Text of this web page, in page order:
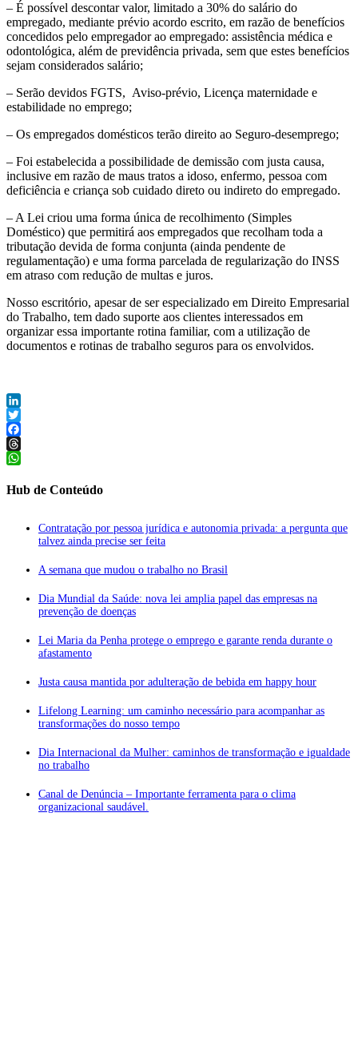
– É possível descontar valor, limitado a 30% do salário do
empregado, mediante prévio acordo escrito, em razão de benefícios
concedidos pelo empregador ao empregado: assistência médica e
odontológica, além de previdência privada, sem que estes benefícios
sejam considerados salário;
– Serão devidos FGTS, Aviso-prévio, Licença maternidade e
estabilidade no emprego;
– Os empregados domésticos terão direito ao Seguro-desemprego;
– Foi estabelecida a possibilidade de demissão com justa causa,
inclusive em razão de maus tratos a idoso, enfermo, pessoa com
deficiência e criança sob cuidado direto ou indireto do empregado.
– A Lei criou uma forma única de recolhimento (Simples
Doméstico) que permitirá aos empregados que recolham toda a
tributação devida de forma conjunta (ainda pendente de
regulamentação) e uma forma parcelada de regularização do INSS
em atraso com redução de multas e juros.
Nosso escritório, apesar de ser especializado em Direito Empresarial
do Trabalho, tem dado suporte aos clientes interessados em
organizar essa importante rotina familiar, com a utilização de
documentos e rotinas de trabalho seguros para os envolvidos.
LinkedIn
Twitter
Facebook
Threads
Hub de Conteúdo
Contratação por pessoa jurídica e autonomia privada: a pergunta que
talvez ainda precise ser feita
A semana que mudou o trabalho no Brasil
Dia Mundial da Saúde: nova lei amplia papel das empresas na
prevenção de doenças
Lei Maria da Penha protege o emprego e garante renda durante o
afastamento
Justa causa mantida por adulteração de bebida em happy hour
Lifelong Learning: um caminho necessário para acompanhar as
transformações do nosso tempo
Dia Internacional da Mulher: caminhos de transformação e igualdade
no trabalho
Canal de Denúncia – Importante ferramenta para o clima
organizacional saudável.